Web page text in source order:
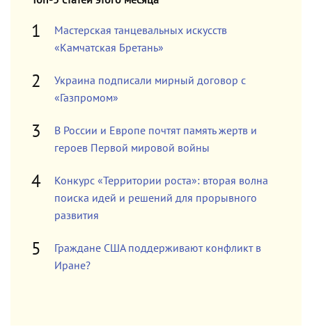
Мастерская танцевальных искусств
«Камчатская Бретань»
Украина подписали мирный договор с
«Газпромом»
В России и Европе почтят память жертв и
героев Первой мировой войны
Конкурс «Территории роста»: вторая волна
поиска идей и решений для прорывного
развития
Граждане США поддерживают конфликт в
Иране?